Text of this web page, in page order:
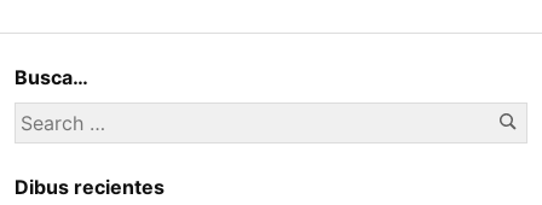
Busca…
Search
for:
Dibus recientes